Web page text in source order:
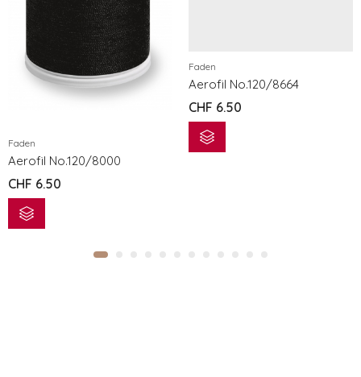
Faden
Aerofil No.120/8000
CHF 6.50
Faden
Aerofil No.120/8664
CHF 6.50